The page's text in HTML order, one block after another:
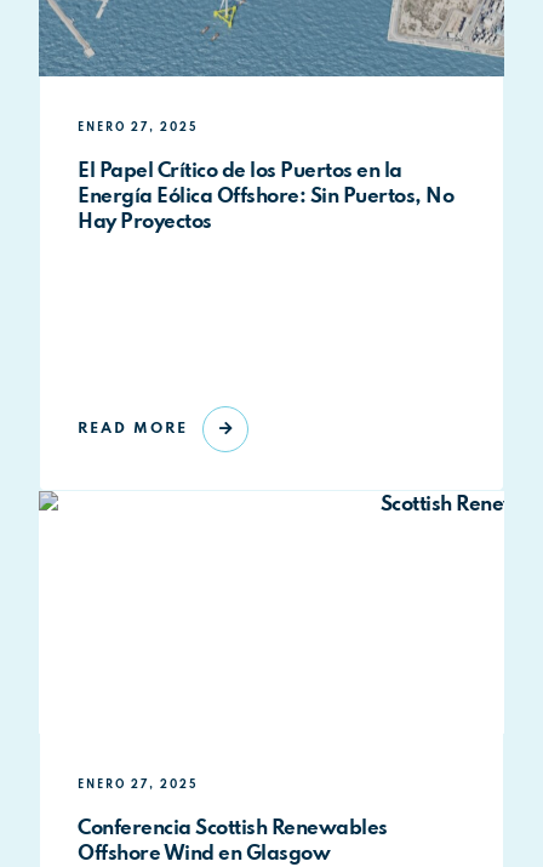
ENERO 27, 2025
El Papel Crítico de los Puertos en la
Energía Eólica Offshore: Sin Puertos, No
Hay Proyectos
READ MORE
ENERO 27, 2025
Conferencia Scottish Renewables
Offshore Wind en Glasgow